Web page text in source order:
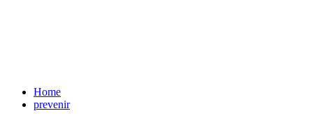
Home
prevenir